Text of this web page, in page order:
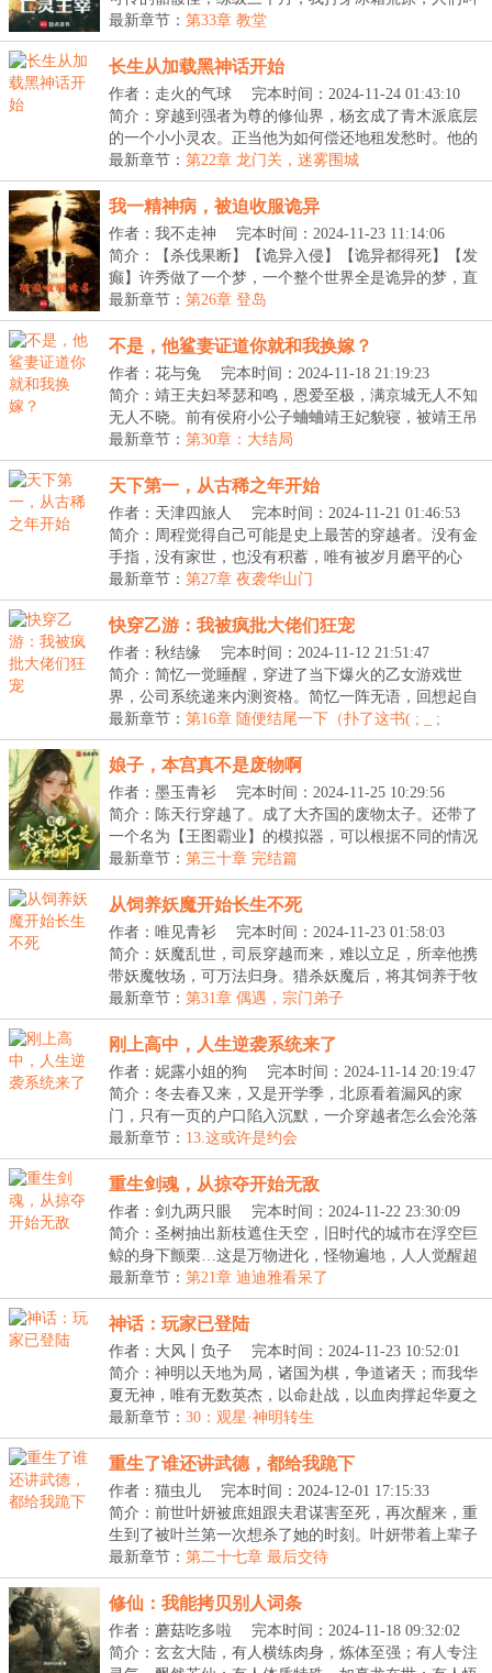
我...
最新章节： 第33章 教堂
长生从加载黑神话开始
作者：走火的气球
完本时间：2024-11-24 01:43:10
简介：穿越到强者为尊的修仙界，杨玄成了青木派底层
的一个小小灵农。正当他为如何偿还地租发愁时。他的
脑...
最新章节： 第22章 龙门关，迷雾围城
我一精神病，被迫收服诡异
作者：我不走神
完本时间：2024-11-23 11:14:06
简介：【杀伐果断】【诡异入侵】【诡异都得死】【发
癫】许秀做了一个梦，一个整个世界全是诡异的梦，直
到...
最新章节： 第26章 登岛
不是，他鲨妻证道你就和我换嫁？
作者：花与兔
完本时间：2024-11-18 21:19:23
简介：靖王夫妇琴瑟和鸣，恩爱至极，满京城无人不知
无人不晓。前有侯府小公子蛐蛐靖王妃貌寝，被靖王吊
树...
最新章节： 第30章：大结局
天下第一，从古稀之年开始
作者：天津四旅人
完本时间：2024-11-21 01:46:53
简介：周程觉得自己可能是史上最苦的穿越者。没有金
手指，没有家世，也没有积蓄，唯有被岁月磨平的心
态，...
最新章节： 第27章 夜袭华山门
快穿乙游：我被疯批大佬们狂宠
作者：秋结缘
完本时间：2024-11-12 21:51:47
简介：简忆一觉睡醒，穿进了当下爆火的乙女游戏世
界，公司系统递来内测资格。简忆一阵无语，回想起自
己才...
最新章节： 第16章 随便结尾一下（扑了这书( ; _ ;
)/~~~）
娘子，本宫真不是废物啊
作者：墨玉青衫
完本时间：2024-11-25 10:29:56
简介：陈天行穿越了。成了大齐国的废物太子。还带了
一个名为【王图霸业】的模拟器，可以根据不同的情况
进...
最新章节： 第三十章 完结篇
从饲养妖魔开始长生不死
作者：唯见青衫
完本时间：2024-11-23 01:58:03
简介：妖魔乱世，司辰穿越而来，难以立足，所幸他携
带妖魔牧场，可万法归身。猎杀妖魔后，将其饲养于牧
场...
最新章节： 第31章 偶遇，宗门弟子
刚上高中，人生逆袭系统来了
作者：妮露小姐的狗
完本时间：2024-11-14 20:19:47
简介：冬去春又来，又是开学季，北原看着漏风的家
门，只有一页的户口陷入沉默，一介穿越者怎么会沦落
到这...
最新章节： 13.这或许是约会
重生剑魂，从掠夺开始无敌
作者：剑九两只眼
完本时间：2024-11-22 23:30:09
简介：圣树抽出新枝遮住天空，旧时代的城市在浮空巨
鲸的身下颤栗…这是万物进化，怪物遍地，人人觉醒超
凡...
最新章节： 第21章 迪迪雅看呆了
神话：玩家已登陆
作者：大风丨负子
完本时间：2024-11-23 10:52:01
简介：神明以天地为局，诸国为棋，争道诸天；而我华
夏无神，唯有无数英杰，以命赴战，以血肉撑起华夏之
天...
最新章节： 30：观星·神明转生
重生了谁还讲武德，都给我跪下
作者：猫虫儿
完本时间：2024-12-01 17:15:33
简介：前世叶妍被庶姐跟夫君谋害至死，再次醒来，重
生到了被叶兰第一次想杀了她的时刻。叶妍带着上辈子
的...
最新章节： 第二十七章 最后交待
修仙：我能拷贝别人词条
作者：蘑菇吃多啦
完本时间：2024-11-18 09:32:02
简介：玄玄大陆，有人横练肉身，炼体至强；有人专注